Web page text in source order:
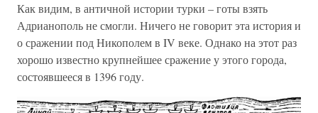
Как видим, в античной истории турки – готы взять
Адрианополь не смогли. Ничего не говорит эта история и
о сражении под Никополем в IV веке. Однако на этот раз
хорошо известно крупнейшее сражение у этого города,
состоявшееся в 1396 году.